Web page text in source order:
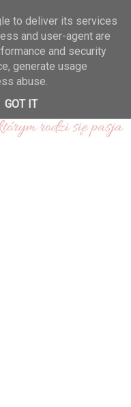
to deliver its services
and user-agent are
and security
generate usage
abuse.
GOT IT